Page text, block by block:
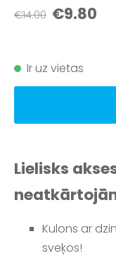
€14.00 €9.80
Ir uz vietas
Lielisks
Kulons ar
sveķos!